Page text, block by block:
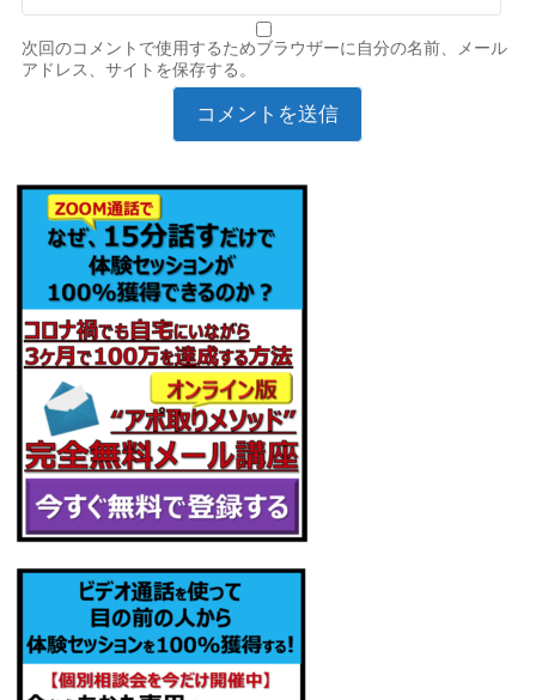
次回のコメントで使用するためブラウザーに自分の名前、メール
アドレス、サイトを保存する。